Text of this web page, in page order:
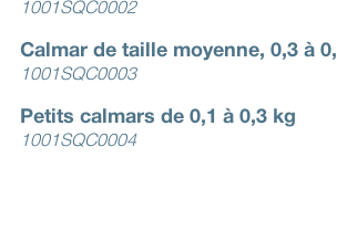
1001SQC0002
Calmar de taille moyenne, 0,3 à
1001SQC0003
Petits calmars de 0,1 à 0,3 kg
1001SQC0004